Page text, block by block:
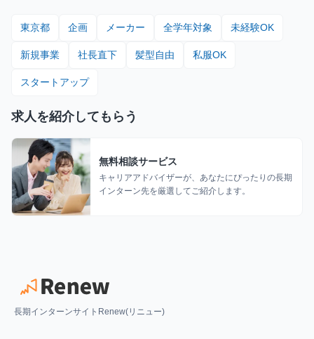
東京都 企画 メーカー 全学年対象 未経験OK
新規事業 社長直下 髪型自由 私服OK
スタートアップ
求人を紹介してもらう
無料相談サービス
キャリアアドバイザーが、あなたにぴったりの長期
インターン先を厳選してご紹介します。
長期インターンサイトRenew(リニュー)